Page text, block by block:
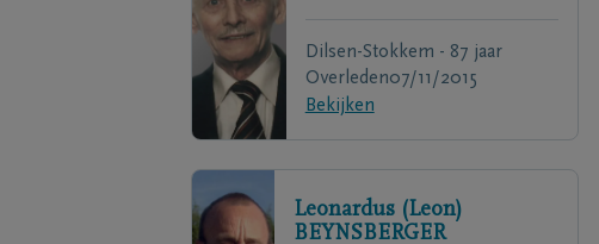
Dilsen-Stokkem - 87 jaar
Overleden07/11/2015
Bekijken
Leonardus (Leon)
BEYNSBERGER